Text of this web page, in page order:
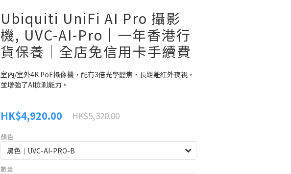
Ubiquiti UniFi AI Pro 攝影
機, UVC-AI-Pro｜一年香港行
貨保養｜全店免信用卡手續費
室內/室外4K PoE攝像機，配有3倍光學變焦，長距離紅外夜視，
並增強了AI檢測能力。
HK$4,920.00 HK$5,320.00
顏色
數量